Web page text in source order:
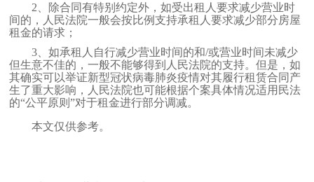
2、 除合同有特别约定外，如受出租人要求减少营业时
间的，人民法院一般会按比例支持承租人要求减少部分房屋
租金的请求；
3、如承租人自行减少营业时间的和/或营业时间未减少
但生意不佳的，一般不能够得到人民法院的支持。但是，如
其确实可以举证新型冠状病毒肺炎疫情对其履行租赁合同产
生了重大影响，人民法院也可能根据个案具体情况适用民法
的“公平原则”对于租金进行部分调减。
本文仅供参考。